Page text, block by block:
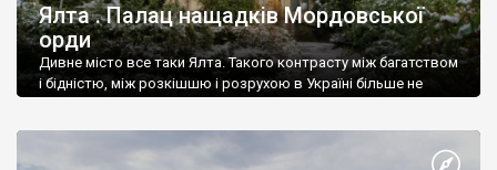
Ялта . Палац нащадків Мордовської
орди
Дивне місто все таки Ялта. Такого контрасту між багатством
і бідністю, між розкішшю і розрухою в Україні більше не